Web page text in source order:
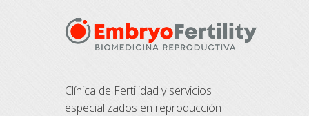
Clínica de Fertilidad y servicios
especializados en reproducción